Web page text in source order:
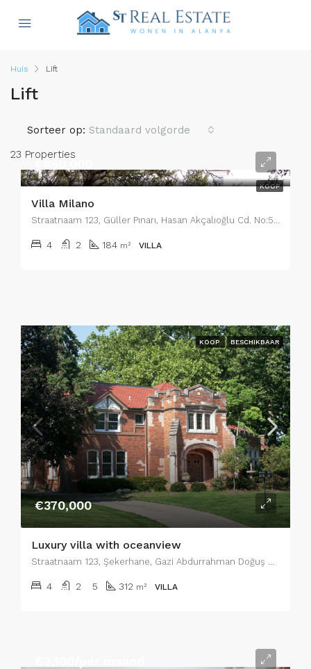
Huis Lift
Lift
23 Properties
Sorteer op: Standaard volgorde
KOOP
€650,000
Villa Milano
Straatnaam 123, Güller Pınarı, Hasan Akçalıoğlu Cd. No:5, 07400 Alanya/Antalya, Turkije, Wijk 13
4 2 184 m² VILLA
KOOP BESCHIKBAAR
€370,000
Luxury villa with oceanview
Straatnaam 123, Şekerhane, Gazi Abdurrahman Doğuş Sk., 07400 Alanya/Antalya, Turkije, Wijk 1
4 2 5 312 m² VILLA